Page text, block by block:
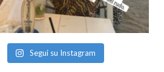
Segui su Instagram